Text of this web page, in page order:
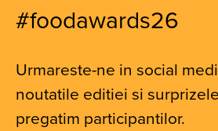
#foodawards26
Urmareste-ne in social
noutatile editiei si
pregatim participantilor.